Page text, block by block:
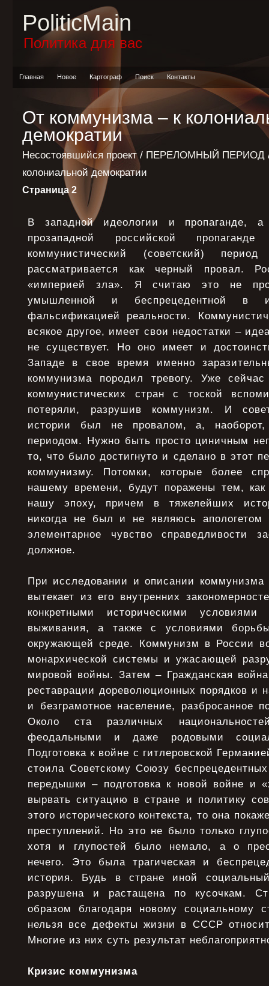
PoliticMain
Политика для вас
Главная Новое Картограф Поиск Контакты
От коммунизма – к
демократии
Несостоявшийся проект/ ПЕРЕЛОМНЫЙ ПЕРИОД
колониальной демократии
Страница 2
В западной идеологии и
прозападной российской
коммунистический (советский)
рассматривается как черный провал.
«империей зла». Я считаю это не
умышленной и беспрецедентной в
фальсификацией реальности.
всякое другое, имеет свои недостатки –
не существует. Но оно имеет и
Западе в свое время именно
коммунизма породил тревогу. Уже
коммунистических стран с тоской
потеряли, разрушив коммунизм. И
истории был не провалом, а,
периодом. Нужно быть просто циничным
то, что было достигнуто и сделано в этот
коммунизму. Потомки, которые более
нашему времени, будут поражены тем,
нашу эпоху, причем в тяжелейших
никогда не был и не являюсь
элементарное чувство справедливости
должное.
При исследовании и описании коммунизма
вытекает из его внутренних
конкретными историческими
выживания, а также с условиями
окружающей среде. Коммунизм в России
монархической системы и ужасающей
мировой войны. Затем – Гражданская
реставрации дореволюционных порядков и
и безграмотное население, разбросанное
Около ста различных
феодальными и даже родовыми
Подготовка к войне с гитлеровской
стоила Советскому Союзу
передышки – подготовка к новой войне и
вырвать ситуацию в стране и политику
этого исторического контекста, то она
преступлений. Но это не было только
хотя и глупостей было немало, а о
нечего. Это была трагическая и
история. Будь в стране иной
разрушена и растащена по кусочкам.
образом благодаря новому социальному
нельзя все дефекты жизни в СССР
Многие из них суть результат
Кризис коммунизма